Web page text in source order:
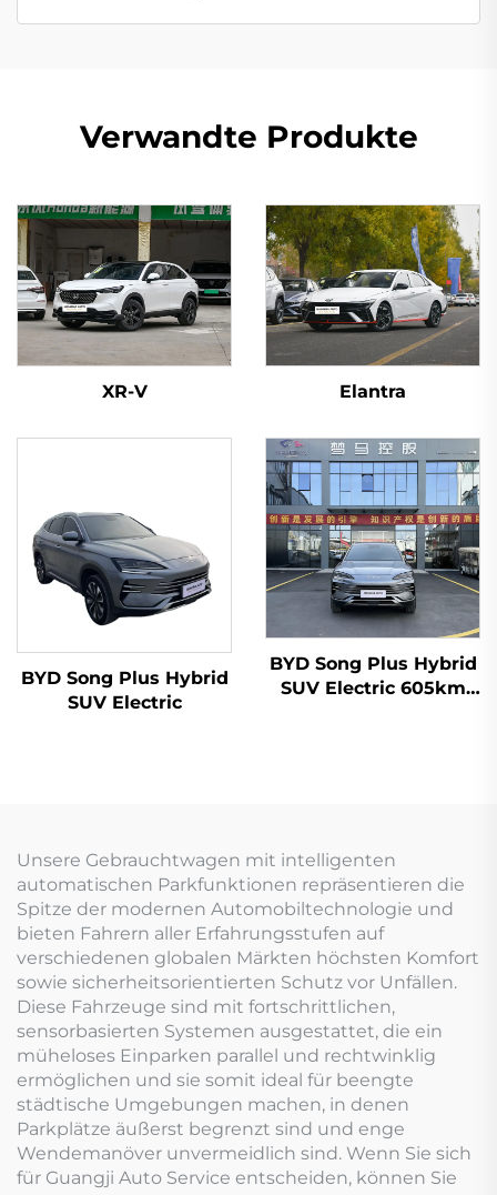
Verwandte Produkte
XR-V Elantra
BYD Song Plus Hybrid
SUV Electric
BYD Song Plus Hybrid
SUV Electric 605km
Unsere Gebrauchtwagen mit intelligenten
automatischen Parkfunktionen repräsentieren die
Spitze der modernen Automobiltechnologie und
bieten Fahrern aller Erfahrungsstufen auf
verschiedenen globalen Märkten höchsten Komfort
sowie sicherheitsorientierten Schutz vor Unfällen.
Diese Fahrzeuge sind mit fortschrittlichen,
sensorbasierten Systemen ausgestattet, die ein
müheloses Einparken parallel und rechtwinklig
ermöglichen und sie somit ideal für beengte
städtische Umgebungen machen, in denen
Parkplätze äußerst begrenzt sind und enge
Wendemanöver unvermeidlich sind. Wenn Sie sich
für Guangji Auto Service entscheiden, können Sie